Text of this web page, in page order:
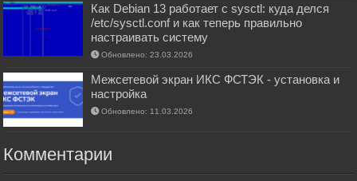
Как Debian 13 работает с sysctl: куда делся
/etc/sysctl.conf и как теперь правильно
настраивать систему
Обновлено: 23.03.2026
Межсетевой экран ИКС ФСТЭК - установка и
настройка
Обновлено: 11.03.2026
Комментарии